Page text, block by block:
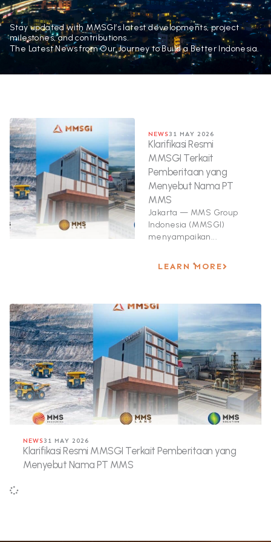
Stay updated with MMSGI’s latest developments, project
milestones, and contributions.
The Latest News from Our Journey to Build a Better Indonesia.
NEWS31 MAY 2026
Klarifikasi Resmi
MMSGI Terkait
Pemberitaan yang
Menyebut Nama PT
MMS
Jakarta — MMS Group
Indonesia (MMSGI)
menyampaikan...
LEARN MORE
NEWS31 MAY 2026
Klarifikasi Resmi MMSGI Terkait Pemberitaan yang
Menyebut Nama PT MMS